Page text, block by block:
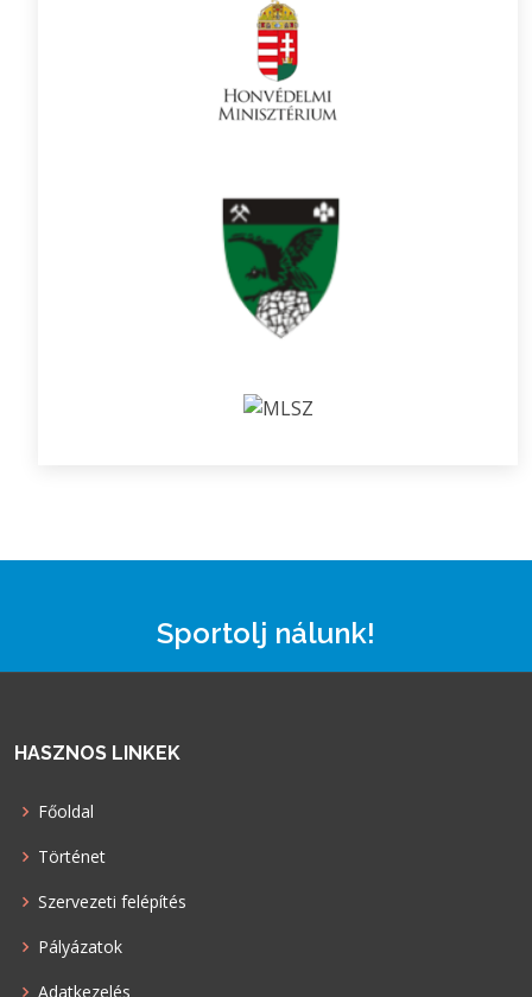
Sportolj nálunk!
HASZNOS LINKEK
Főoldal
Történet
Szervezeti felépítés
Pályázatok
Adatkezelés